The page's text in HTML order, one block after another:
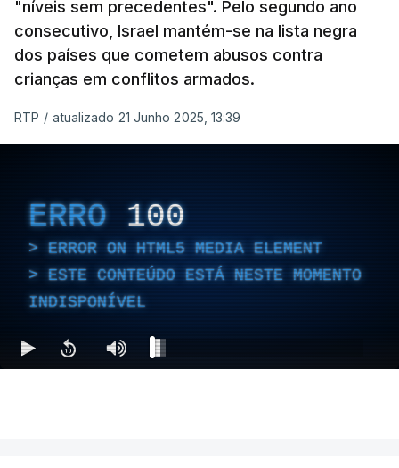
"níveis sem precedentes". Pelo segundo ano
consecutivo, Israel mantém-se na lista negra
dos países que cometem abusos contra
crianças em conflitos armados.
RTP / atualizado 21 Junho 2025, 13:39
ERRO 100
ERROR ON HTML5 MEDIA ELEMENT
ESTE CONTEÚDO ESTÁ NESTE MOMENTO
INDISPONÍVEL